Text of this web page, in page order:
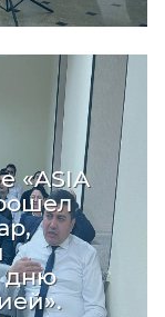
«ASIA
дню